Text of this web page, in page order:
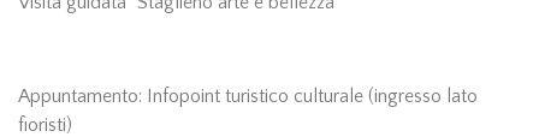
Appuntamento: Infopoint turistico culturale (ingresso lato
fioristi)